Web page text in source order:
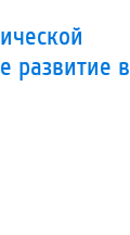
развитие в